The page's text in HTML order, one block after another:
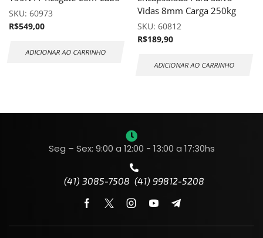
SKU: 60973
R$549,00
ADICIONAR AO CARRINHO
Vidas 8mm Carga 250kg
SKU: 60812
R$189,90
ADICIONAR AO CARRINHO
Seg – Sex: 9:00 a 12:00 - 13:00 a 17:30hs
(41) 3085-7508 (41) 99812-5208